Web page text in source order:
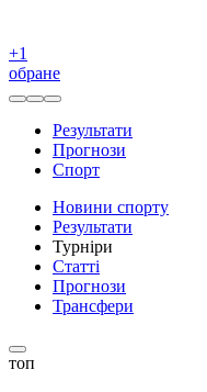
+1
обране
Результати
Прогнози
Спорт
Новини спорту
Результати
Турніри
Статті
Прогнози
Трансфери
топ